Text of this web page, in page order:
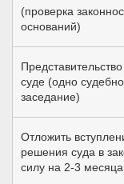
(проверка
оснований)
суде (одно
заседание)
Отложить
решения суда в
силу на 2-3 месяца